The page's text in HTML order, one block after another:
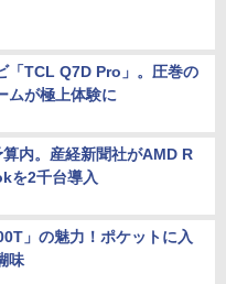
「TCL Q7D Pro」。圧巻の
ムが極上体験に
内。産経新聞社がAMD R
を2千台導入
」の魅力！ポケットに入
味